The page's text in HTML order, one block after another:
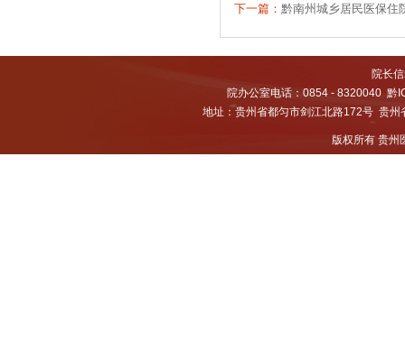
下一篇： 黔南州城乡居民医保住
院长
院办公室电话：0854 - 8320040黔
地址：贵州省都匀市剑江北路172号 贵
版权所有 贵州